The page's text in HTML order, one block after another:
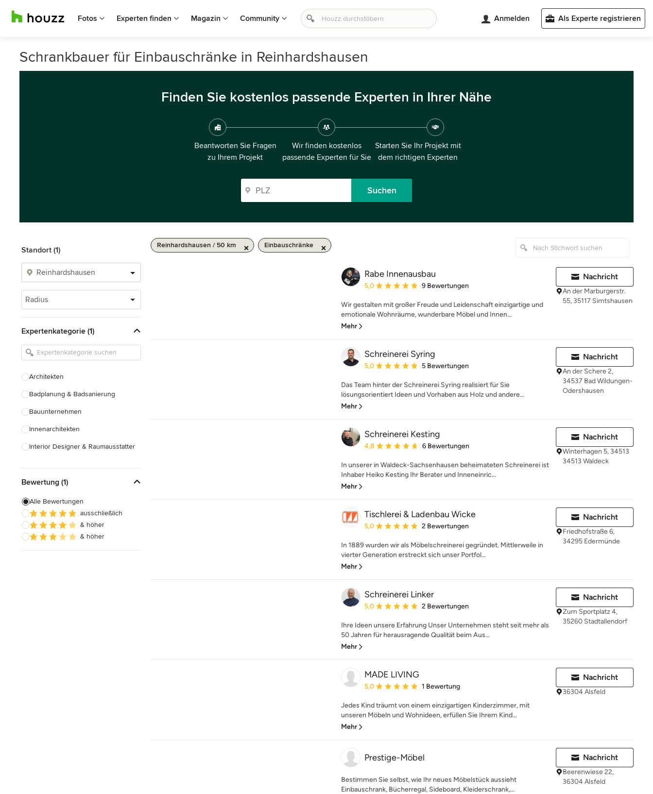
Fotos Experten finden Magazin Community Anmelden Als Experte registrieren
Schrankbauer für Einbauschränke in Reinhardshausen
Finden Sie kostenlos passende Experten in Ihrer Nähe
Beantworten Sie Fragen
zu Ihrem Projekt
Wir finden kostenlos
passende Experten für Sie
Starten Sie Ihr Projekt mit
dem richtigen Experten
Suchen
Standort (1)
Radius
Expertenkategorie (1)
Architekten
Badplanung & Badsanierung
Bauunternehmen
Innenarchitekten
Interior Designer & Raumausstatter
Landschaftsarchitekten
Armaturen & Sanitärbedarf
Beleuchtung
Einbauschränke
Bewertung (1)
Alle Bewertungen
ausschließlich
& höher
& höher
Reinhardshausen / 50 km Einbauschränke
Rabe Innenausbau
Durchschnittliche Bewertung: 5 von 5 Sternen
5,0 9 Bewertungen
Wir gestalten mit großer Freude und Leidenschaft einzigartige und
emotionale Wohnräume, wunderbare Möbel und Innen...
Mehr
Nachricht
An der Marburgerstr.
55, 35117 Simtshausen
Schreinerei Syring
Durchschnittliche Bewertung: 5 von 5 Sternen
5,0 5 Bewertungen
Das Team hinter der Schreinerei Syring realisiert für Sie
lösungsorientiert Ideen und Vorhaben aus Holz und andere...
Mehr
Nachricht
An der Schere 2,
34537 Bad Wildungen-
Odershausen
Schreinerei Kesting
Durchschnittliche Bewertung: 4.8 von 5 Sternen
4,8 6 Bewertungen
In unserer in Waldeck-Sachsenhausen beheimateten Schreinerei ist
Inhaber Heiko Kesting Ihr Berater und Inneneinric...
Mehr
Nachricht
Winterhagen 5, 34513
34513 Waldeck
Tischlerei & Ladenbau Wicke
Durchschnittliche Bewertung: 5 von 5 Sternen
5,0 2 Bewertungen
In 1889 wurden wir als Möbelschreinerei gegründet. Mittlerweile in
vierter Generation erstreckt sich unser Portfol...
Mehr
Nachricht
Friedhofstraße 6,
34295 Edermünde
Schreinerei Linker
Durchschnittliche Bewertung: 5 von 5 Sternen
5,0 2 Bewertungen
Ihre Ideen unsere Erfahrung Unser Unternehmen steht seit mehr als
50 Jahren für herausragende Qualität beim Aus...
Mehr
Nachricht
Zum Sportplatz 4,
35260 Stadtallendorf
MADE LIVING
Durchschnittliche Bewertung: 5 von 5 Sternen
5,0 1 Bewertung
Jedes Kind träumt von einem einzigartigen Kinderzimmer, mit
unseren Möbeln und Wohnideen, erfüllen Sie Ihrem Kind...
Mehr
Nachricht
36304 Alsfeld
Prestige-Möbel
Bestimmen Sie selbst, wie Ihr neues Möbelstück aussieht
Einbauschrank, Bücherregal, Sideboard, Kleiderschrank,...
Nachricht
Beerenwiese 22,
36304 Alsfeld